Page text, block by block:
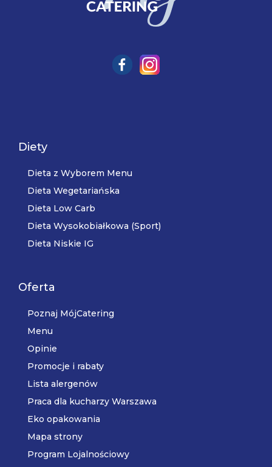
Diety
Dieta z Wyborem Menu
Dieta Wegetariańska
Dieta Low Carb
Dieta Wysokobiałkowa (Sport)
Dieta Niskie IG
Oferta
Poznaj MójCatering
Menu
Opinie
Promocje i rabaty
Lista alergenów
Praca dla kucharzy Warszawa
Eko opakowania
Mapa strony
Program Lojalnościowy